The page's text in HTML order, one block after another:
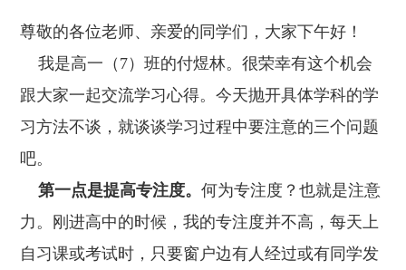
尊敬的各位老师、亲爱的同学们，大家下午好！
我是高一（7）班的付煜林。很荣幸有这个机会
跟大家一起交流学习心得。今天抛开具体学科的学
习方法不谈，就谈谈学习过程中要注意的三个问题
吧。
第一点是提高专注度。何为专注度？也就是注意
力。刚进高中的时候，我的专注度并不高，每天上
自习课或考试时，只要窗户边有人经过或有同学发